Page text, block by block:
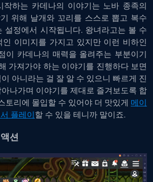
작하는 카데나의 이야기는 노바 종족의
위해 날개와 꼬리를 스스로 뽑고 복수
설정에서 시작됩니다. 왕녀라고는 볼 수
인 이미지를 가지고 있지만 이런 비하인
이 카데나의 매력을 올려주는 부분이기
가져가야 하는 이야기를 진행하다 보면
아니라는 걸 잘 알 수 있으니 빠르게 진
나가며 이야기를 제대로 즐겨보도록 합
토리에 몰입할 수 있어야 더 맛있게 메이
플레이할 수 있을 테니까 말이죠.
션